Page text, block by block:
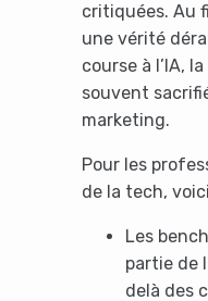
critiquées. Au
une vérité
course à l’IA,
souvent
marketing.
Pour les
de la tech,
Les
partie de
delà des
It
using